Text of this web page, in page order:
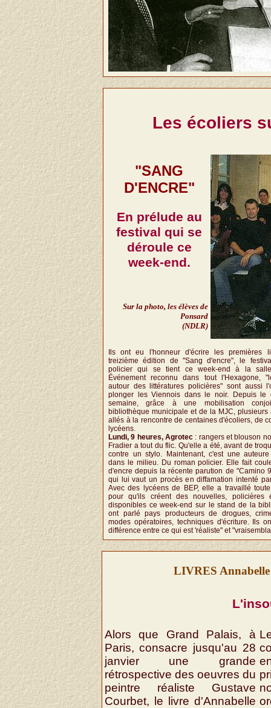
Les écoliers
"SANG
D'ENCRE"
En prélude au
festival qui se
déroule ce
week-end.
Sur la photo, les élèves de
Ponsard
(NDLR)
Ils ont eu l'honneur d'écrire les premières
treizième édition de "Sang d'encre", le
policier qui se tient ce week-end à la
Événement reconnu dans tout l'Hexagone,
autour des littératures policières" sont aussi
plonger les Viennois dans le noir. Depuis le
semaine, grâce à une mobilisation
bibliothèque municipale et de la MJC, plusieurs
allés à la rencontre de centaines d'écoliers, de
lycéens.
Lundi, 9 heures, Agrotec : rangers et blouson
Fradier a tout du flic. Qu'elle a été, avant de
contre un stylo. Maintenant, c'est une
dans le milieu. Du roman policier. Elle fait
d'encre depuis la récente parution de "Camino
qui lui vaut un procès en diffamation intenté
Avec des lycéens de BEP, elle a travaillé
pour qu'ils créent des nouvelles, policières
disponibles ce week-end sur le stand de la
ont parlé pays producteurs de drogues,
modes opératoires, techniques d'écriture. Ils
différence entre ce qui est 'réaliste" et
LIVRES
Alors que Grand Palais, à
Paris, consacre jusqu'au 28
janvier une grande
rétrospective des oeuvres du
peintre réaliste Gustave
Courbet, le livre d'Annabelle